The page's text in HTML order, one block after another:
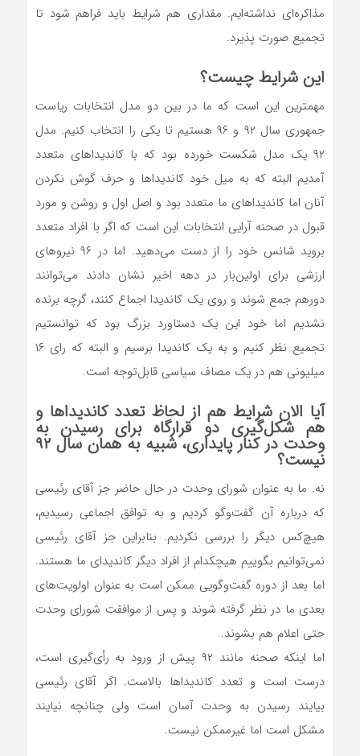
مذاکره‌ای نداشته‌ایم. مقداری هم شرایط باید فراهم شود تا
تجمیع صورت پذیرد.
این شرایط چیست؟
مهمترین این است که ما در بین دو مدل انتخابات ریاست
جمهوری سال ۹۲ و ۹۶ هستیم تا یکی را انتخاب کنیم. مدل
۹۲ یک مدل شکست خورده بود که با کاندیداهای متعدد
آمدیم البته که به میل خود کاندیداها و حرف گوش نکردن
آنان اما کاندیداهای ما متعدد بود و اصل اول و روشن و مورد
قبول در صحنه آرایی انتخابات این است که اگر با افراد متعدد
بروید شانس خود را از دست می‌دهید. اما در ۹۶ نیروهای
ارزشی برای اولین‌بار در دهه اخیر نشان دادند می‌توانند
دورهم جمع شوند و روی یک کاندیدا اجماع کنند، گرچه برنده
نشدیم اما خود این یک دستاورد بزرگ بود که توانستیم
تجمیع نظر کنیم و به یک کاندیدا برسیم و البته که رای ۱۶
میلیونی هم در یک مصاف سیاسی قابل‌توجه است.
آیا الان شرایط هم از لحاظ تعدد کاندیداها و
هم شکل‌گیری دو قرارگاه برای رسیدن به
وحدت در کنار پایداری، شبیه به همان سال ۹۲
نیست؟
نه. ما به عنوان شورای وحدت در حال حاضر جز آقای رئیسی
که درباره آن گفت‌وگو کردیم و به توافق اجماعی رسیدیم،
هیچ‌کس دیگر را بررسی نکردیم. بنابراین جز آقای رئیسی
نمی‌توانیم بگوییم هیچکدام از افراد دیگر کاندیدای ما هستند.
اما بعد از دوره گفت‌وگویی ممکن است به عنوان اولویت‌های
بعدی ما در نظر گرفته شوند و پس از موافقت شورای وحدت
حتی اعلام هم بشوند.
اما اینکه صحنه مانند ۹۲ پیش از ورود به رأی‌گیری است،
درست است و تعدد کاندیداها بالاست. اگر آقای رئیسی
بیایند رسیدن به وحدت آسان است ولی چنانچه نیایند
مشکل است اما غیرممکن نیست.